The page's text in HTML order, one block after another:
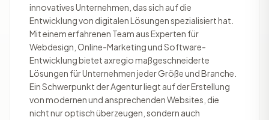
innovatives Unternehmen, das sich auf die
Entwicklung von digitalen Lösungen spezialisiert hat.
Mit einem erfahrenen Team aus Experten für
Webdesign, Online-Marketing und Software-
Entwicklung bietet axregio maßgeschneiderte
Lösungen für Unternehmen jeder Größe und Branche.
Ein Schwerpunkt der Agentur liegt auf der Erstellung
von modernen und ansprechenden Websites, die
nicht nur optisch überzeugen, sondern auch